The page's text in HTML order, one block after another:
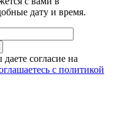
дату и время.
согласие на
c политикой